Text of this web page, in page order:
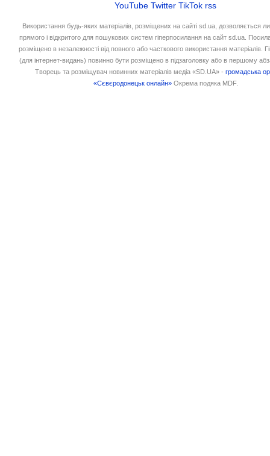
YouTube Twitter TikTok rss
Використання будь-яких матеріалів, розміщених на сайті sd.ua, дозволяється
прямого і відкритого для пошукових систем гіперпосилання на сайт sd.ua.
розміщено в незалежності від повного або часткового використання матеріалів.
(для інтернет-видань) повинно бути розміщено в підзаголовку або в першому
Творець та розміщувач новинних матеріалів медіа «SD.UA» -громадська
«Сєвєродонецьк онлайн» Окрема подяка MDF.